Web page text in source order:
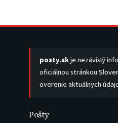
posty.skje nezávislý
oficiálnou stránkou
overenie aktuálnych
Pošty